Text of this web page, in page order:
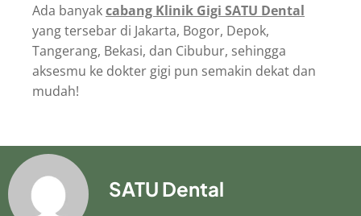
Ada banyakcabang Klinik Gigi SATU Dental
yang tersebar di Jakarta, Bogor, Depok,
Tangerang, Bekasi, dan Cibubur, sehingga
aksesmu ke dokter gigi pun semakin dekat dan
mudah!
SATU Dental